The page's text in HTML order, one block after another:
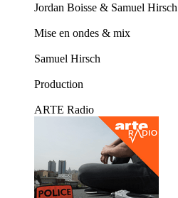
Jordan Boisse & Samuel Hirsch
Mise en ondes & mix
Samuel Hirsch
Production
ARTE Radio